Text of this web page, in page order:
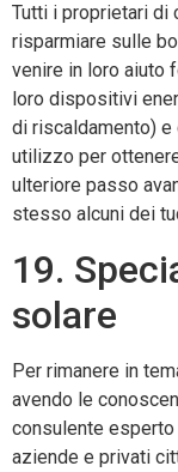
Tutti i proprietari di
risparmiare sulle
venire in loro aiuto
loro dispositivi
di riscaldamento)
utilizzo per
ulteriore passo
stesso alcuni dei
19.
solare
Per rimanere in
avendo le
consulente
aziende e privati